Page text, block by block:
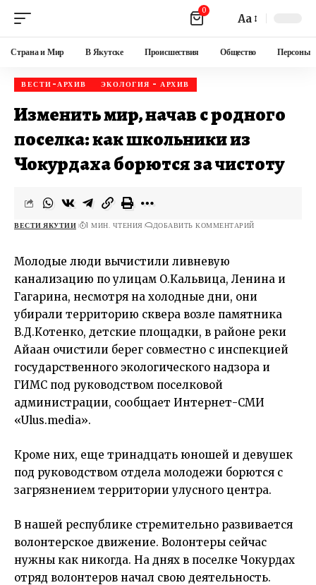
0
Aa
Страна и Мир В Якутске Происшествия Общество Персоны
ВЕСТИ-АРХИВ ЭКОЛОГИЯ - АРХИВ
Изменить мир, начав с родного
поселка: как школьники из
Чокурдаха борются за чистоту
ВЕСТИ ЯКУТИИ 1 МИН. ЧТЕНИЯ ДОБАВИТЬ КОММЕНТАРИЙ
Молодые люди вычистили ливневую
канализацию по улицам О.Кальвица, Ленина и
Гагарина, несмотря на холодные дни, они
убирали территорию сквера возле памятника
В.Д.Котенко, детские площадки, в районе реки
Айаан очистили берег совместно с инспекцией
государственного экологического надзора и
ГИМС под руководством поселковой
администрации, сообщает Интернет-СМИ
«Ulus.media».
Кроме них, еще тринадцать юношей и девушек
под руководством отдела молодежи борются с
загрязнением территории улусного центра.
В нашей республике стремительно развивается
волонтерское движение. Волонтеры сейчас
нужны как никогда. На днях в поселке Чокурдах
отряд волонтеров начал свою деятельность.